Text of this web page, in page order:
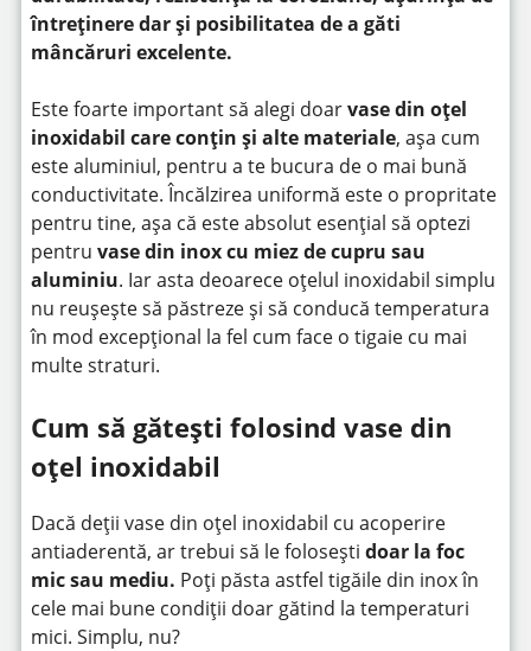
întreținere dar și posibilitatea de a găti
mâncăruri excelente.
Este foarte important să alegi doarvase din oțel
inoxidabil care conțin și alte materiale, așa cum
este aluminiul, pentru a te bucura de o mai bună
conductivitate. Încălzirea uniformă este o propritate
pentru tine, așa că este absolut esențial să optezi
pentru vase din inox cu miez de cupru sau
aluminiu. Iar asta deoarece oțelul inoxidabil simplu
nu reușește să păstreze și să conducă temperatura
în mod excepțional la fel cum face o tigaie cu mai
multe straturi.
Cum să gătești folosind vase din
oțel inoxidabil
Dacă deții vase din oțel inoxidabil cu acoperire
antiaderentă, ar trebui să le folosești doar la foc
mic sau mediu. Poți păsta astfel tigăile din inox în
cele mai bune condiții doar gătind la temperaturi
mici. Simplu, nu?